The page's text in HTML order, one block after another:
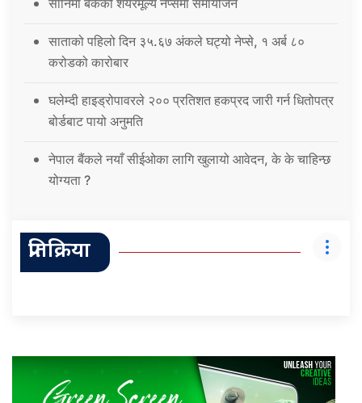
साताको पहिलो दिन ३५.६७ अंकले घट्यो नेप्से, १ अर्ब ८०
करोडको कारोबार
घलेम्दी हाइड्रोपावरले २०० प्रतिशत हकप्रद जारी गर्न धितोपत्र
बोर्डबाट पायो अनुमति
नेपाल बैंकले नयाँ सीईओका लागि खुलायो आवेदन, के के चाहिन्छ
योग्यता ?
प्रतिक्रिया